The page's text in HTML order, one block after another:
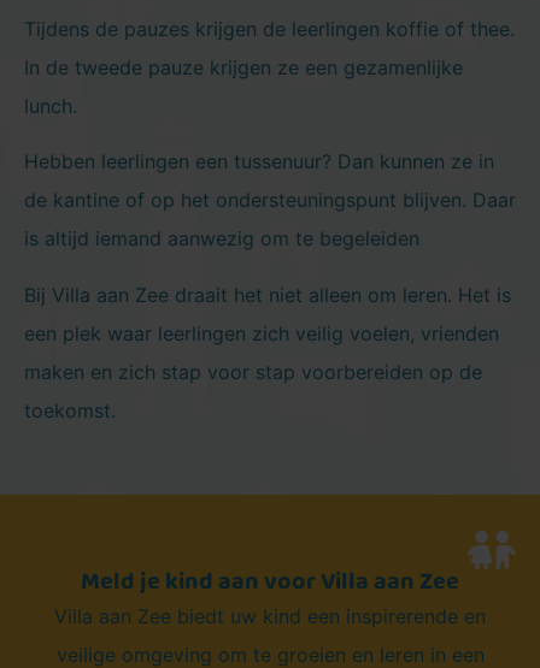
Tijdens de pauzes krijgen de leerlingen koffie of thee.
In de tweede pauze krijgen ze een gezamenlijke
lunch.
Hebben leerlingen een tussenuur? Dan kunnen ze in
de kantine of op het ondersteuningspunt blijven. Daar
is altijd iemand aanwezig om te begeleiden
Bij Villa aan Zee draait het niet alleen om leren. Het is
een plek waar leerlingen zich veilig voelen, vrienden
maken en zich stap voor stap voorbereiden op de
toekomst.
Meld je kind aan voor Villa aan Zee​
Villa aan Zee biedt uw kind een inspirerende en
veilige omgeving om te groeien en leren in een